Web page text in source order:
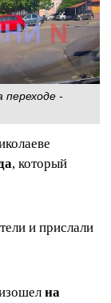
переходе -
, который
и прислали
на